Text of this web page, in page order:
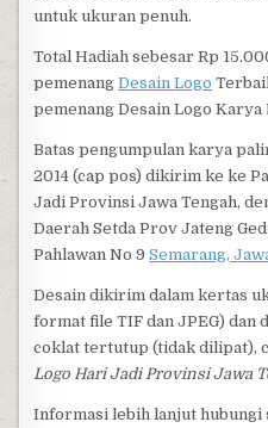
untuk ukuran penuh.
Total Hadiah sebesar Rp
pemenangDesain Logo
pemenang Desain Logo Karya
Batas pengumpulan karya
2014 (cap pos) dikirim ke ke
Jadi Provinsi Jawa Tengah,
Daerah Setda Prov Jateng
Pahlawan No 9Semarang,
Desain dikirim dalam kertas
format file TIF dan JPEG) dan
coklat tertutup (tidak dilipat),
Logo Hari Jadi Provinsi Jawa
Informasi lebih lanjut